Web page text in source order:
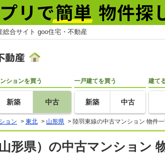
総合サイト goo住宅・不動産
ションを買う
新築 中古
一戸建てを買う
新築 中古
建て
ョン > 東北 > 山形県 > 陸羽東線の中古マンション 物件
形県）の中古マンション